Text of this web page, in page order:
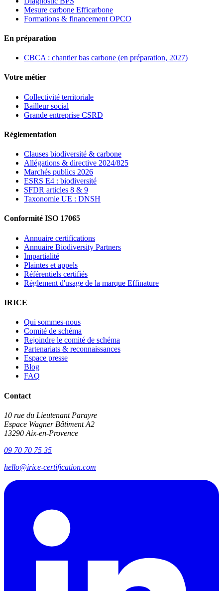
Mesure carbone Efficarbone
Formations & financement OPCO
En préparation
CBCA : chantier bas carbone (en préparation, 2027)
Votre métier
Collectivité territoriale
Bailleur social
Grande entreprise CSRD
Réglementation
Clauses biodiversité & carbone
Allégations & directive 2024/825
Marchés publics 2026
ESRS E4 : biodiversité
SFDR articles 8 & 9
Taxonomie UE : DNSH
Conformité ISO 17065
Annuaire certifications
Annuaire Biodiversity Partners
Impartialité
Plaintes et appels
Référentiels certifiés
Règlement d'usage de la marque Effinature
IRICE
Qui sommes-nous
Comité de schéma
Rejoindre le comité de schéma
Partenariats & reconnaissances
Espace presse
Blog
FAQ
Contact
10 rue du Lieutenant Parayre
Espace Wagner Bâtiment A2
13290 Aix-en-Provence
09 70 70 75 35
hello@irice-certification.com